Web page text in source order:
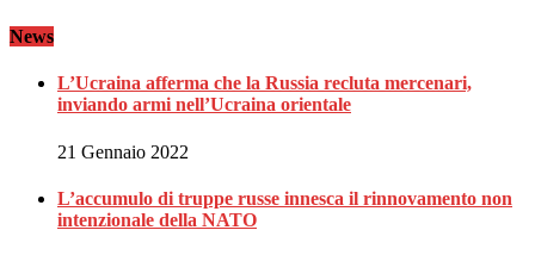
News
L’Ucraina afferma che la Russia recluta mercenari,
inviando armi nell’Ucraina orientale
21 Gennaio 2022
L’accumulo di truppe russe innesca il rinnovamento non
intenzionale della NATO